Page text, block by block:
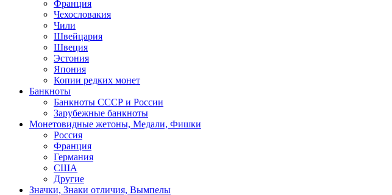
Франция
Чехословакия
Чили
Швейцария
Швеция
Эстония
Япония
Копии редких монет
Банкноты
Банкноты СССР и России
Зарубежные банкноты
Монетовидные жетоны, Медали, Фишки
Россия
Франция
Германия
США
Другие
Значки, Знаки отличия, Вымпелы